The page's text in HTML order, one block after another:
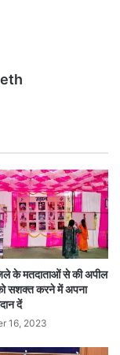
के मतदाताओं से की अपील
सशक्त करने में अपना
दें
16, 2023